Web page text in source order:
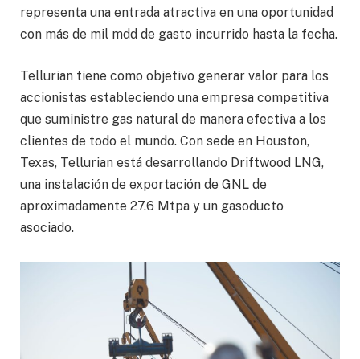
representa una entrada atractiva en una oportunidad
con más de mil mdd de gasto incurrido hasta la fecha.
Tellurian tiene como objetivo generar valor para los
accionistas estableciendo una empresa competitiva
que suministre gas natural de manera efectiva a los
clientes de todo el mundo. Con sede en Houston,
Texas, Tellurian está desarrollando Driftwood LNG,
una instalación de exportación de GNL de
aproximadamente 27.6 Mtpa y un gasoducto
asociado.